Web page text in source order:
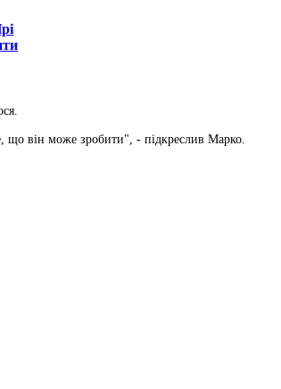
він може зробити", - підкреслив Марко.